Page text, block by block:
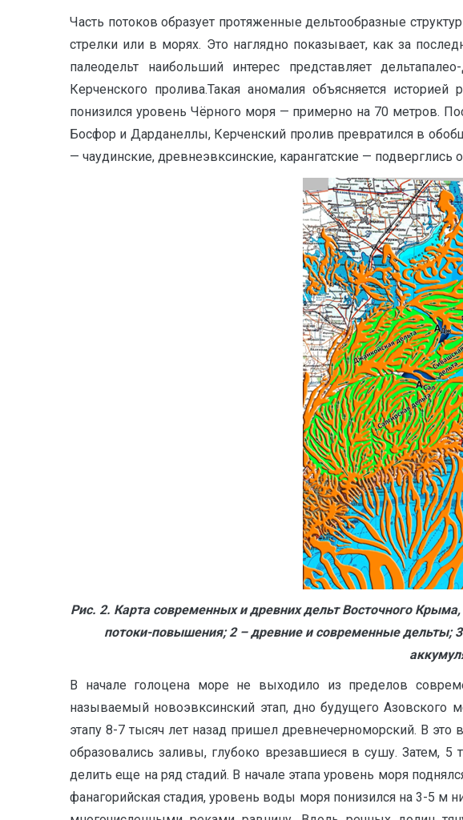
Часть потоков образует протяженные дельтообразные
стрелки или в морях. Это наглядно показывает, как за
палеодельт наибольший интерес представляет
Керченского пролива.Такая аномалия объясняется
понизился уровень Чёрного моря — примерно на 70 метров.
Босфор и Дарданеллы, Керченский пролив превратился в
— чаудинские, древнеэвксинские, карангатские —
Рис. 2. Карта современных и древних дельт Восточного
потоки-повышения; 2 – древние и современные дельты;
В начале голоцена море не выходило из пределов
называемый новоэвксинский этап, дно будущего Азовского
этапу 8-7 тысяч лет назад пришел древнечерноморский. В это
образовались заливы, глубоко врезавшиеся в сушу. Затем, 5
делить еще на ряд стадий. В начале этапа уровень моря
фанагорийская стадия, уровень воды моря понизился на 3-5